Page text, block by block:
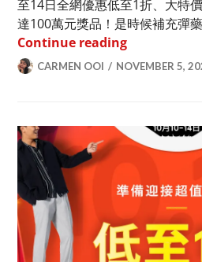
至14日全網優惠低至1折、大特
達100萬元獎品！是時候補充彈
Continue readingZALORA 雙
CARMEN OOI NOVEMBER 5,